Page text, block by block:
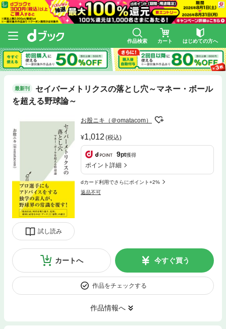
作品検索 カート はじめての方へ
最新刊
セイバーメトリクスの落とし穴～マネー・ボール
を超える野球論～
試し読み
お股ニキ（＠omatacom）
1,012 (税込)
9pt獲得
ポイント詳細
dカード利用でさらにポイント+2%
返品不可
カートへ 今すぐ買う
作品をチェックする
作品情報へ